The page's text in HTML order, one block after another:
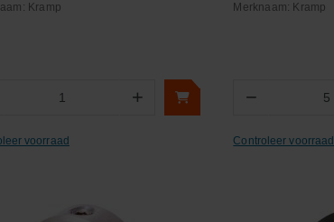
Kramp
+
voorraad
Merknaam: Kramp
−
Controleer voorraad